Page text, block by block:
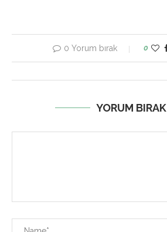
0 Yorum bırak 0
YORUM BIRAK